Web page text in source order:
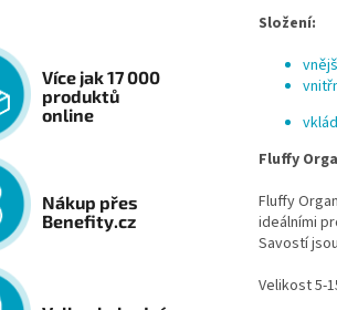
Více jak 17 000
produktů
online
Nákup přes
Benefity.cz
Složení:
Fluffy
Fluffy
ideálními
Savostí
Velikost 5-